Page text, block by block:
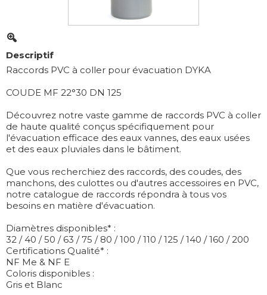
Descriptif
Raccords PVC à coller pour évacuation DYKA
COUDE MF 22°30 DN 125
Découvrez notre vaste gamme de raccords PVC à coller
de haute qualité conçus spécifiquement pour
l'évacuation efficace des eaux vannes, des eaux usées
et des eaux pluviales dans le bâtiment.
Que vous recherchiez des raccords, des coudes, des
manchons, des culottes ou d'autres accessoires en PVC,
notre catalogue de raccords répondra à tous vos
besoins en matière d'évacuation.
Diamètres disponibles* :
32 / 40 / 50 / 63 / 75 / 80 / 100 / 110 / 125 / 140 / 160 / 200
Certifications Qualité* :
NF Me & NF E
Coloris disponibles :
Gris et Blanc